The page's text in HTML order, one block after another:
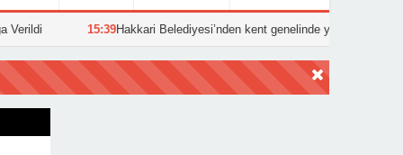
Belediyesi’nden kent genelinde yoğun asfalt mesaisi 15:25